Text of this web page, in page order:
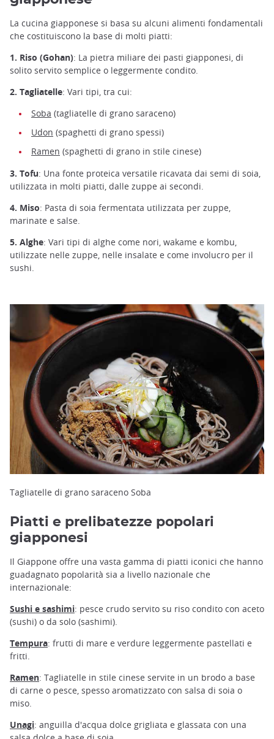
La cucina giapponese si basa su alcuni alimenti fondamentali
che costituiscono la base di molti piatti:
1. Riso (Gohan): La pietra miliare dei pasti giapponesi, di
solito servito semplice o leggermente condito.
2. Tagliatelle: Vari tipi, tra cui:
Soba (tagliatelle di grano saraceno)
Udon (spaghetti di grano spessi)
Ramen (spaghetti di grano in stile cinese)
3. Tofu: Una fonte proteica versatile ricavata dai semi di soia,
utilizzata in molti piatti, dalle zuppe ai secondi.
4. Miso: Pasta di soia fermentata utilizzata per zuppe,
marinate e salse.
5. Alghe: Vari tipi di alghe come nori, wakame e kombu,
utilizzate nelle zuppe, nelle insalate e come involucro per il
sushi.
Tagliatelle di grano saraceno Soba
Piatti e prelibatezze popolari
giapponesi
Il Giappone offre una vasta gamma di piatti iconici che hanno
guadagnato popolarità sia a livello nazionale che
internazionale:
Sushi e sashimi: pesce crudo servito su riso condito con aceto
(sushi) o da solo (sashimi).
Tempura: frutti di mare e verdure leggermente pastellati e
fritti.
Ramen: Tagliatelle in stile cinese servite in un brodo a base
di carne o pesce, spesso aromatizzato con salsa di soia o
miso.
Unagi: anguilla d'acqua dolce grigliata e glassata con una